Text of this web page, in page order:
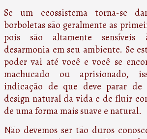
Se um ecossistema torna-se
borboletas são geralmente as
pois são altamente sensíveis
desarmonia em seu ambiente. Se
poder vai até você e você se
machucado ou aprisionado,
indicação de que deve parar de
design natural da vida e de fluir
de uma forma mais suave e natural.
Não devemos ser tão duros